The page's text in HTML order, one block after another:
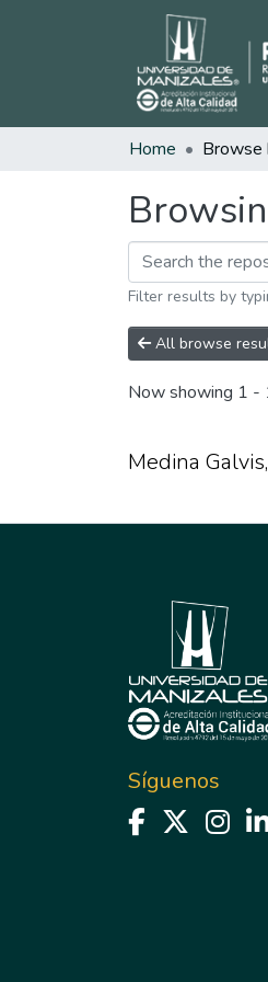
Home Browse
Filter results by
All browse
Now showing 1 -
Medina
Síguenos